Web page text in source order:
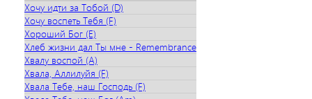
Хочу идти за Тобой (D)
Хочу воспеть Тебя (F)
Хороший Бог (E)
Хлеб жизни дал Ты мне - Remembrance
Хвалу воспой (A)
Хвала, Аллилуйя (F)
Хвала Тебе, наш Господь (F)